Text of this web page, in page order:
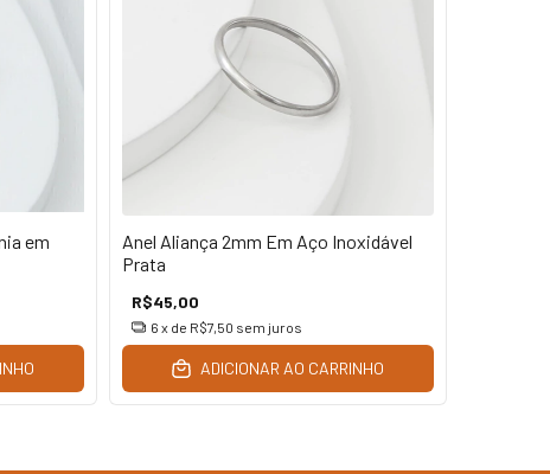
em
Anel Aliança 2mm Em Aço Inoxidável
Prata
R$45,00
6 x de R$7,50 sem juros
ADICIONAR AO CARRINHO